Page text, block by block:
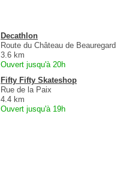
Decathlon
Route du Château de Beauregard
3.6 km
Ouvert jusqu'à 20h
Fifty Fifty Skateshop
Rue de la Paix
4.4 km
Ouvert jusqu'à 19h